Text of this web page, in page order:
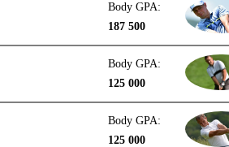
Body GPA:
187 500
Body GPA:
125 000
Body GPA:
125 000